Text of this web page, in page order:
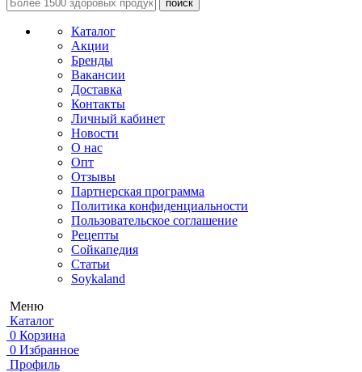
поиск
Каталог
Акции
Бренды
Вакансии
Доставка
Контакты
Личный кабинет
Новости
О нас
Опт
Отзывы
Партнерская программа
Политика конфиденциальности
Пользовательское соглашение
Рецепты
Сойкапедия
Статьи
Soykaland
Меню
Каталог
0 Корзина
0 Избранное
Профиль